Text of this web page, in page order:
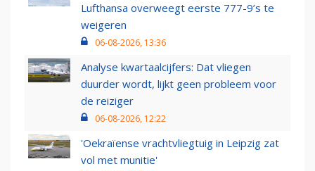
Lufthansa overweegt eerste 777-9’s te
weigeren
06-08-2026, 13:36
Analyse kwartaalcijfers: Dat vliegen
duurder wordt, lijkt geen probleem voor
de reiziger
06-08-2026, 12:22
'Oekraïense vrachtvliegtuig in Leipzig zat
vol met munitie'